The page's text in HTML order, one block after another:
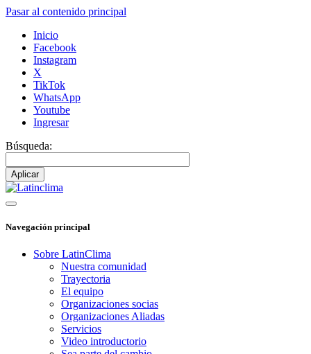
Pasar al contenido principal
Inicio
Facebook
Instagram
X
TikTok
WhatsApp
Youtube
Ingresar
Búsqueda:
Navegación principal
Sobre LatinClima
Nuestra comunidad
Trayectoria
El equipo
Organizaciones socias
Organizaciones Aliadas
Servicios
Video introductorio